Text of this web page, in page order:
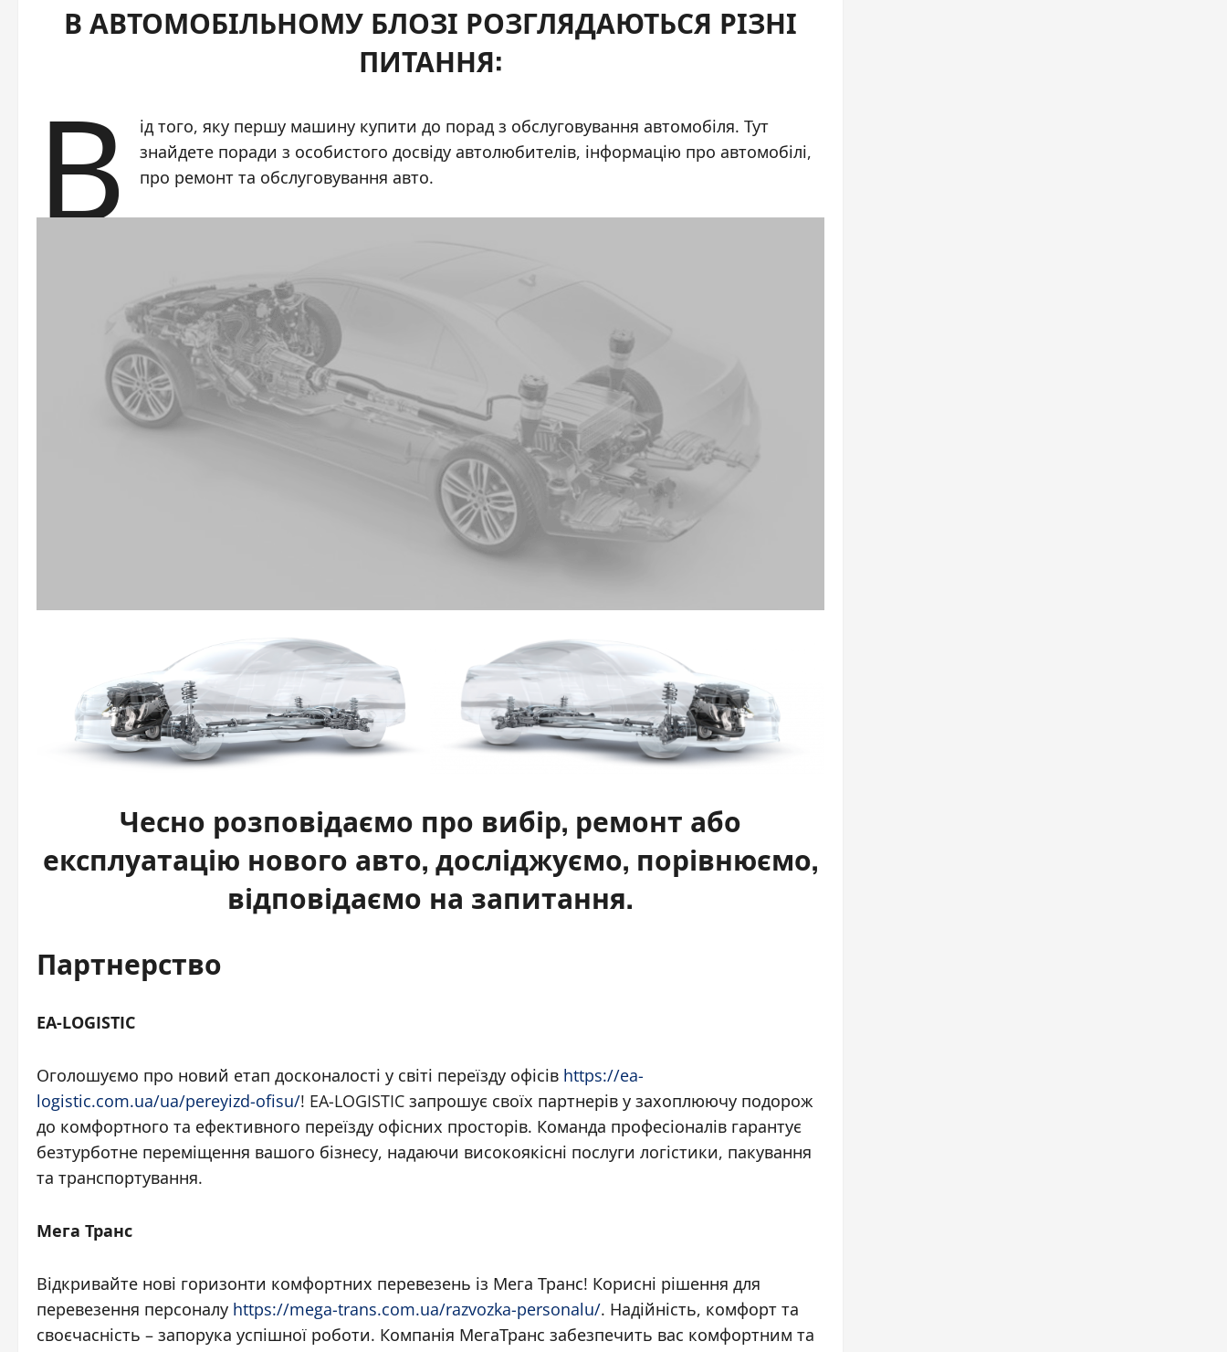
В АВТОМОБІЛЬНОМУ БЛОЗІ РОЗГЛЯДАЮТЬСЯ РІЗНІ
ПИТАННЯ:
В
ід того, яку першу машину купити до порад з обслуговування автомобіля. Тут
знайдете поради з особистого досвіду автолюбителів, інформацію про автомобілі,
про ремонт та обслуговування авто.
Чесно розповідаємо про вибір, ремонт або
експлуатацію нового авто, досліджуємо, порівнюємо,
відповідаємо на запитання.
Партнерство
EA-LOGISTIC
Оголошуємо про новий етап досконалості у світі переїзду офісів https://ea-
logistic.com.ua/ua/pereyizd-ofisu/! EA-LOGISTIC запрошує своїх партнерів у захоплюючу подорож
до комфортного та ефективного переїзду офісних просторів. Команда професіоналів гарантує
безтурботне переміщення вашого бізнесу, надаючи високоякісні послуги логістики, пакування
та транспортування.
Мега Транс
Відкривайте нові горизонти комфортних перевезень із Мега Транс! Корисні рішення для
перевезення персоналу https://mega-trans.com.ua/razvozka-personalu/. Надійність, комфорт та
своєчасність – запорука успішної роботи. Компанія МегаТранс забезпечить вас комфортним та